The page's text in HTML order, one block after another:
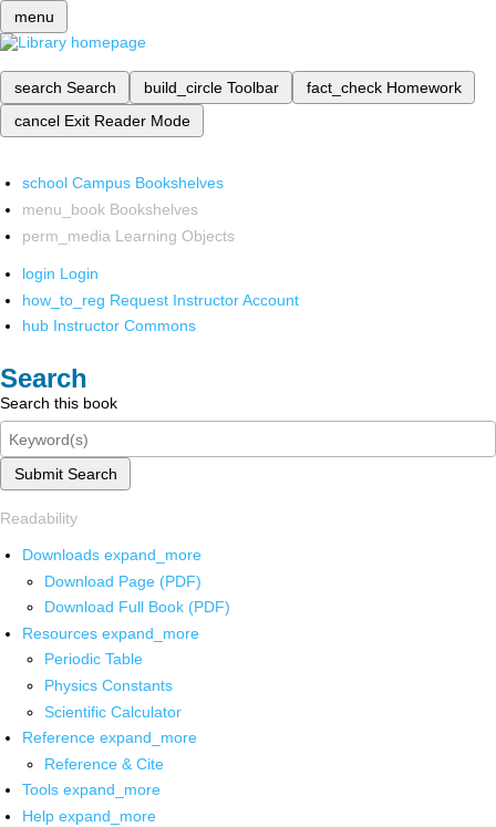
menu
search Search build_circle Toolbar fact_check Homework
cancel Exit Reader Mode
school Campus Bookshelves
menu_book Bookshelves
perm_media Learning Objects
login Login
how_to_reg Request Instructor Account
hub Instructor Commons
Search
Search this book
Submit Search
Readability
Downloads expand_more
Download Page (PDF)
Download Full Book (PDF)
Resources expand_more
Periodic Table
Physics Constants
Scientific Calculator
Reference expand_more
Reference & Cite
Tools expand_more
Help expand_more